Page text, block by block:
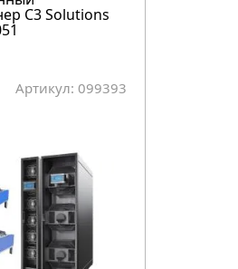
C3 Solutions
Артикул: 099393